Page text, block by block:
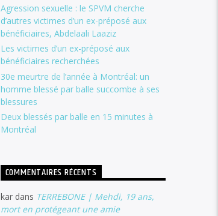
Agression sexuelle : le SPVM cherche
d’autres victimes d’un ex-préposé aux
bénéficiaires, Abdelaali Laaziz
Les victimes d’un ex-préposé aux
bénéficiaires recherchées
30e meurtre de l’année à Montréal: un
homme blessé par balle succombe à ses
blessures
Deux blessés par balle en 15 minutes à
Montréal
COMMENTAIRES RÉCENTS
kardans TERREBONE | Mehdi, 19 ans,
mort en protégeant une amie